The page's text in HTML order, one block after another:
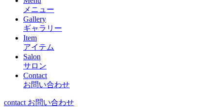
メニュー
Gallery
ギャラリー
Item
アイテム
Salon
サロン
Contact
お問い合わせ
contact お問い合わせ